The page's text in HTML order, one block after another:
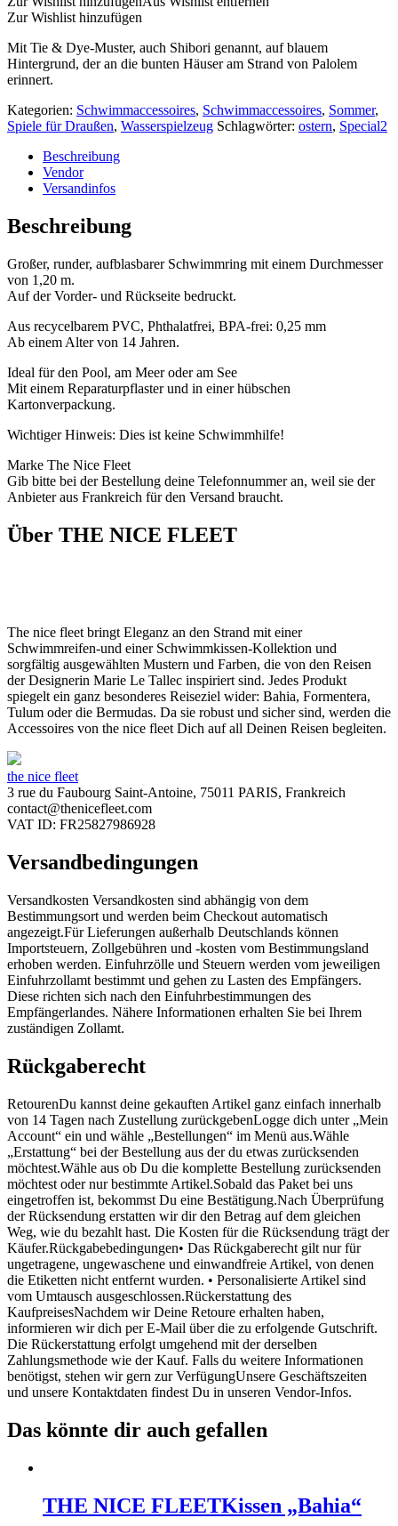
Zur Wishlist hinzufügen
Mit Tie & Dye-Muster, auch Shibori genannt, auf blauem
Hintergrund, der an die bunten Häuser am Strand von Palolem
erinnert.
Kategorien: Schwimmaccessoires, Schwimmaccessoires, Sommer,
Spiele für Draußen, Wasserspielzeug Schlagwörter: ostern, Special2
Beschreibung
Vendor
Versandinfos
Beschreibung
Großer, runder, aufblasbarer Schwimmring mit einem Durchmesser
von 1,20 m.
Auf der Vorder- und Rückseite bedruckt.
Aus recycelbarem PVC, Phthalatfrei, BPA-frei: 0,25 mm
Ab einem Alter von 14 Jahren.
Ideal für den Pool, am Meer oder am See
Mit einem Reparaturpflaster und in einer hübschen
Kartonverpackung.
Wichtiger Hinweis: Dies ist keine Schwimmhilfe!
Marke The Nice Fleet
Gib bitte bei der Bestellung deine Telefonnummer an, weil sie der
Anbieter aus Frankreich für den Versand braucht.
Über THE NICE FLEET
The nice fleet bringt Eleganz an den Strand mit einer
Schwimmreifen-und einer Schwimmkissen-Kollektion und
sorgfältig ausgewählten Mustern und Farben, die von den Reisen
der Designerin Marie Le Tallec inspiriert sind. Jedes Produkt
spiegelt ein ganz besonderes Reiseziel wider: Bahia, Formentera,
Tulum oder die Bermudas. Da sie robust und sicher sind, werden die
Accessoires von the nice fleet Dich auf all Deinen Reisen begleiten.
the nice fleet
3 rue du Faubourg Saint-Antoine, 75011 PARIS, Frankreich
contact@thenicefleet.com
VAT ID: FR25827986928
Versandbedingungen
Versandkosten Versandkosten sind abhängig von dem
Bestimmungsort und werden beim Checkout automatisch
angezeigt.Für Lieferungen außerhalb Deutschlands können
Importsteuern, Zollgebühren und -kosten vom Bestimmungsland
erhoben werden. Einfuhrzölle und Steuern werden vom jeweiligen
Einfuhrzollamt bestimmt und gehen zu Lasten des Empfängers.
Diese richten sich nach den Einfuhrbestimmungen des
Empfängerlandes. Nähere Informationen erhalten Sie bei Ihrem
zuständigen Zollamt.
Rückgaberecht
RetourenDu kannst deine gekauften Artikel ganz einfach innerhalb
von 14 Tagen nach Zustellung zurückgebenLogge dich unter „Mein
Account“ ein und wähle „Bestellungen“ im Menü aus.Wähle
„Erstattung“ bei der Bestellung aus der du etwas zurücksenden
möchtest.Wähle aus ob Du die komplette Bestellung zurücksenden
möchtest oder nur bestimmte Artikel.Sobald das Paket bei uns
eingetroffen ist, bekommst Du eine Bestätigung.Nach Überprüfung
der Rücksendung erstatten wir dir den Betrag auf dem gleichen
Weg, wie du bezahlt hast. Die Kosten für die Rücksendung trägt der
Käufer.Rückgabebedingungen• Das Rückgaberecht gilt nur für
ungetragene, ungewaschene und einwandfreie Artikel, von denen
die Etiketten nicht entfernt wurden. • Personalisierte Artikel sind
vom Umtausch ausgeschlossen.Rückerstattung des
KaufpreisesNachdem wir Deine Retoure erhalten haben,
informieren wir dich per E-Mail über die zu erfolgende Gutschrift.
Die Rückerstattung erfolgt umgehend mit der derselben
Zahlungsmethode wie der Kauf. Falls du weitere Informationen
benötigst, stehen wir gern zur VerfügungUnsere Geschäftszeiten
und unsere Kontaktdaten findest Du in unseren Vendor-Infos.
Das könnte dir auch gefallen
THE NICE FLEETKissen „Bahia“